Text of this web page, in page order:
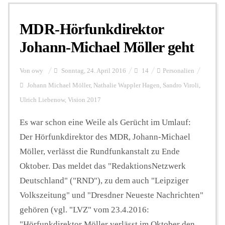
Personalien
Hintergrund
FUNKTURM-Beiträge
Podcast
Seminare
Unterstützen
MDR-Hörfunkdirektor
Johann-Michael Möller geht
Von owy Sonntag, 24. April 2016 14 Personalien
Johann Michael Möller, Nathalie Wappler Hagen, Sandro Viroli,
Ulrich Liebenow, Vision 2017
Es war schon eine Weile als Gerücht im Umlauf:
Der Hörfunkdirektor des MDR, Johann-Michael
Möller, verlässt die Rundfunkanstalt zu Ende
Oktober. Das meldet das "RedaktionsNetzwerk
Deutschland" ("RND"), zu dem auch "Leipziger
Volkszeitung" und "Dresdner Neueste Nachrichten"
gehören (vgl. "LVZ" vom 23.4.2016: